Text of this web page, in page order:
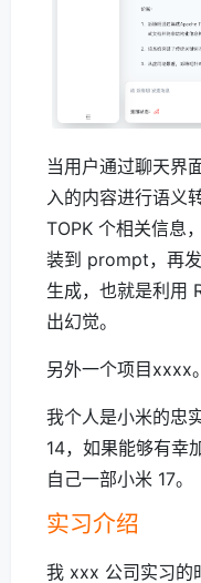
当用户通过聊天界
入的内容进行语义
TOPK 个相关信息
装到 prompt，再
生成，也就是利用
出幻觉。
另外一个项目xxxx。
我个人是小米的忠
14，如果能够有幸
自己一部小米 17。
实习介绍
我 xxx 公司实习的